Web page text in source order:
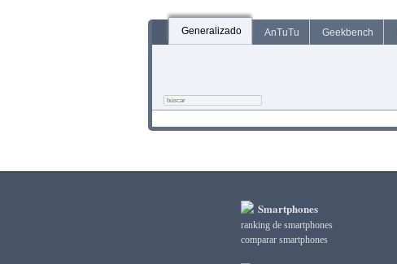
Generalizado AnTuTu Geekbench
Smartphones
ranking de smartphones
comparar smartphones